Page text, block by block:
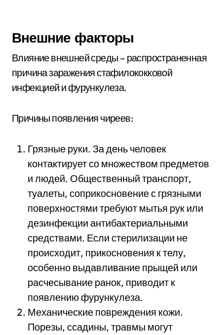
Внешние факторы
Влияние внешней среды – распространенная
причина заражения стафилококковой
инфекцией и фурункулеза.
Причины появления чиреев:
Грязные руки. За день человек
контактирует со множеством предметов
и людей. Общественный транспорт,
туалеты, соприкосновение с грязными
поверхностями требуют мытья рук или
дезинфекции антибактериальными
средствами. Если стерилизации не
происходит, прикосновения к телу,
особенно выдавливание прыщей или
расчесывание ранок, приводит к
появлению фурункулеза.
Механические повреждения кожи.
Порезы, ссадины, травмы могут